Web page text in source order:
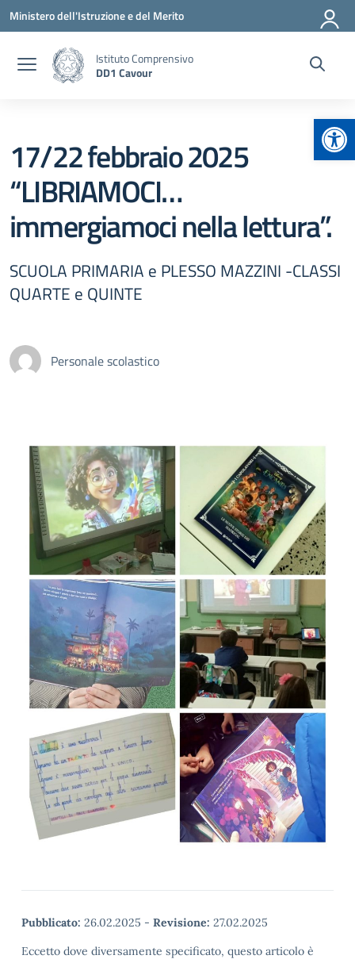
Vai ai contenuti
Vai al menu di navigazione
Vai al footer
Ministero dell'Istruzione e del Merito
Istituto Comprensivo
DD1 Cavour
17/22 febbraio 2025
“LIBRIAMOCI…
immergiamoci nella lettura”.
SCUOLA PRIMARIA e PLESSO MAZZINI -CLASSI
QUARTE e QUINTE
Personale scolastico
Pubblicato: 26.02.2025 - Revisione: 27.02.2025
Eccetto dove diversamente specificato, questo articolo è